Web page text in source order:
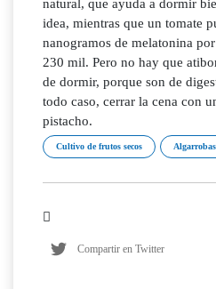
natural, que ayuda a dormir
idea, mientras que un tomate
nanogramos de melatonina
230 mil. Pero no hay que
de dormir, porque son de
todo caso, cerrar la cena con
pistacho.
Cultivo de frutos secos
Compartir en Twitter